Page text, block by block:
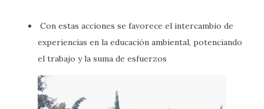
Con estas acciones se favorece el intercambio de
experiencias en la educación ambiental, potenciando
el trabajo y la suma de esfuerzos